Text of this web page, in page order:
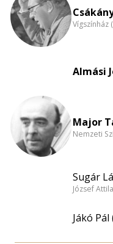
Vígszínház
Almási
Major
Nemzeti
Sugár
József
Jákó Pál